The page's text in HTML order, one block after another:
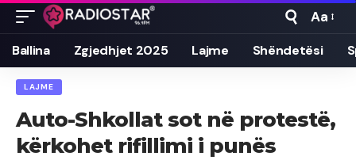
Font
Resizer
Aa
Ballina Zgjedhjet 2025 Lajme Shëndetësi
LAJME
Auto-Shkollat sot në protestë,
kërkohet rifillimi i punës